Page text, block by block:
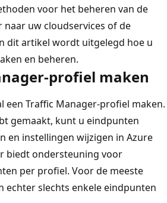
voor het beheren van de
uw cloudservices of de
dit artikel wordt uitgelegd hoe u
en beheren.
profiel maken
een Traffic Manager-profiel maken.
gemaakt, kunt u eindpunten
en instellingen wijzigen in Azure
biedt ondersteuning voor
per profiel. Voor de meeste
echter slechts enkele eindpunten